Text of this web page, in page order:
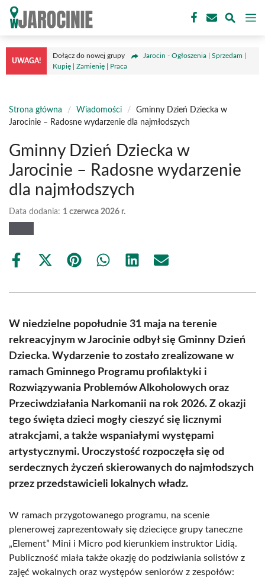
Przejdź
treści
UWAGA!
Dołącz do nowej grupy
Jarocin - Ogłoszenia | Sprzedam |
Kupię | Zamienię | Praca
Strona główna / Wiadomości /
Gminny Dzień Dziecka w
Jarocinie – Radosne wydarzenie dla najmłodszych
Gminny Dzień Dziecka w
Jarocinie – Radosne wydarzenie
dla najmłodszych
Data dodania: 1 czerwca 2026 r.
Share
Share
(Twitter)
Share Share Share Share
W niedzielne popołudnie 31 maja na terenie
rekreacyjnym w Jarocinie odbył się Gminny Dzień
Dziecka. Wydarzenie to zostało zrealizowane w
ramach Gminnego Programu profilaktyki i
Rozwiązywania Problemów Alkoholowych oraz
Przeciwdziałania Narkomanii na rok 2026. Z okazji
tego święta dzieci mogły cieszyć się licznymi
atrakcjami, a także wspaniałymi występami
artystycznymi. Uroczystość rozpoczęła się od
serdecznych życzeń skierowanych do najmłodszych
przez przedstawicieli lokalnych władz.
W ramach przygotowanego programu, na scenie
plenerowej zaprezentowały się dziecięce grupy taneczne
„Element” Mini i Micro pod kierunkiem instruktor Lidią.
Publiczność miała także okazję do podziwiania solistów z
zajęć wokalnych oraz występów seniorów z zespołów: